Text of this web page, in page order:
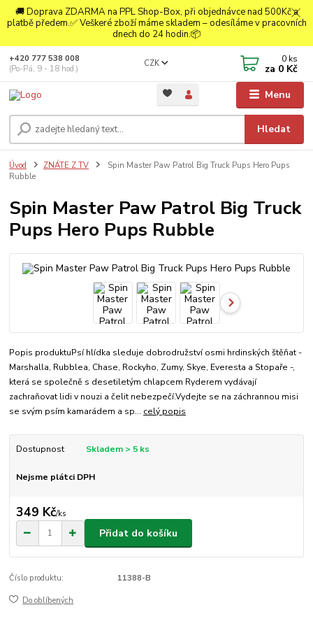
🚚 Doprava ZDARMA na PPL Shop-Box, při objednávce nad 500Kč a
platbě předem.✅ Veškeré zboží máme skladem – odesíláme v pracovních
dnech do 24 hodin.📦
Menu
CZK
Hledat
+420 777 538 008
(Po-Pá, 9 - 18 hod.)
0 ks
za 0 Kč
Úvod ZNÁTE Z TV
Spin Master Paw Patrol Big Truck Pups Hero Pups
Rubble
Spin Master Paw Patrol Big Truck
Pups Hero Pups Rubble
Popis produktuPsí hlídka sleduje dobrodružství osmi hrdinských štěňat -
Marshalla, Rubblea, Chase, Rockyho, Zumy, Skye, Everesta a Stopaře -,
která se společně s desetiletým chlapcem Ryderem vydávají
zachraňovat lidi v nouzi a čelit nebezpečí.Vydejte se na záchrannou misi
se svým psím kamarádem a sp... celý popis
Dostupnost Skladem > 5 ks
Nejsme plátci DPH
349 Kč/ks
Přidat do košíku
Číslo produktu: 11388-B
Do oblíbených